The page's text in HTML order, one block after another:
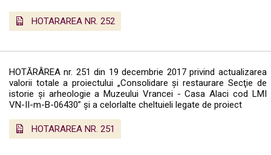
HOTARAREA NR. 252
HOTĂRÂREA nr. 251 din 19 decembrie 2017 privind actualizarea
valorii totale a proiectului „Consolidare şi restaurare Secţie de
istorie și arheologie a Muzeului Vrancei - Casa Alaci cod LMI
VN-II-m-B-06430” și a celorlalte cheltuieli legate de proiect
HOTARAREA NR. 251